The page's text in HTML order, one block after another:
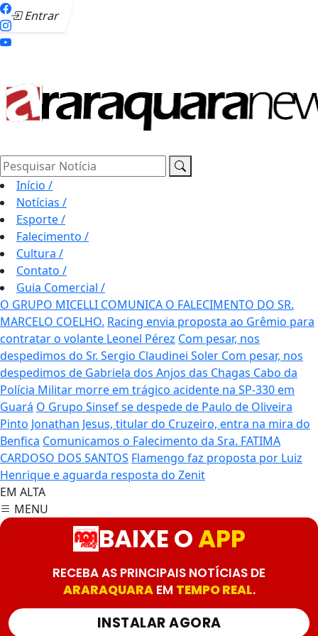
Entrar
Pesquisar Notícia
Início /
Notícias /
Esporte/
Falecimento /
Cultura /
Contato /
Guia Comercial /
O GRUPO MICELLI COMUNICA O FALECIMENTO DO SR.
MARCELO COELHO. Racing envia proposta ao Grêmio para
contratar o volante Leonel Pérez Com pesar, nos
despedimos do Sr. Sergio Claudinei Soler Com pesar, nos
despedimos de Gabriela dos Anjos das Chagas Cabo da
Polícia Militar morre em trágico acidente na SP-330 em
Guará O Grupo Sinsef se despede de Paulo de Oliveira
Pinto Jonathan Jesus, titular do Cruzeiro, entra na mira do
Benfica Comunicamos o Falecimento da Sra. FATIMA
CARDOSO DOS SANTOS Flamengo faz proposta por Luiz
Henrique e aguarda resposta do Zenit
EM ALTA
MENU
BAIXE OAPP
RECEBA AS PRINCIPAIS NOTÍCIAS DE
ARARAQUARAEM TEMPO REAL.
INSTALAR AGORA